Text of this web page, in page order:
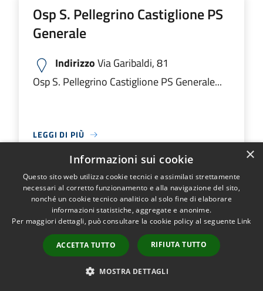
Osp S. Pellegrino Castiglione PS
Generale
IndirizzoVia Garibaldi, 81
Osp S. Pellegrino Castiglione PS Generale...
LEGGI DI PIÙ
Ospedale M.O. Locatelli Piario PS
Generale
IndirizzoVia Groppino, 22
Ospedale M.O. Locatelli Piario PS Generale...
×
Informazioni sui cookie
Questo sito web utilizza cookie tecnici e assimilati strettamente
necessari al corretto funzionamento e alla navigazione del sito,
nonché un cookie tecnico analitico al solo fine di elaborare
informazioni statistiche, aggregate e anonime.
Per maggiori dettagli, può consultare la cookie policy al seguente Link
ACCETTA TUTTO RIFIUTA TUTTO
MOSTRA DETTAGLI